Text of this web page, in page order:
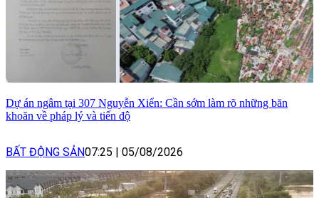
Dự án ngâm tại 307 Nguyễn Xiển: Cần sớm làm rõ những băn
khoăn về pháp lý và tiến độ
BẤT ĐỘNG SẢN07:25 | 05/08/2026